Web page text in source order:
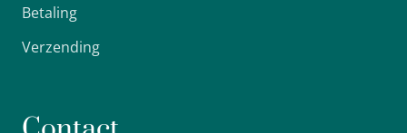
Betaling
Verzending